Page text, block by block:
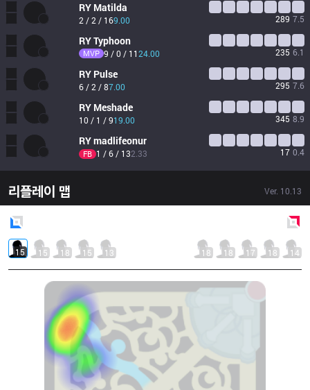
RY Matilda
2 / 2 / 169.00 289 7.5
RYTyphoon
MVP 9 / 0 / 1124.00 235 6.1
RY Pulse
6 / 2 / 87.00 295 7.6
RY Meshade
10 / 1 / 919.00 345 8.9
RYmadlifeonur
FB 1 / 6 / 132.33 17 0.4
리플레이 맵 Ver. 10.13
15 15 18 15 13 18 18 17 18 14